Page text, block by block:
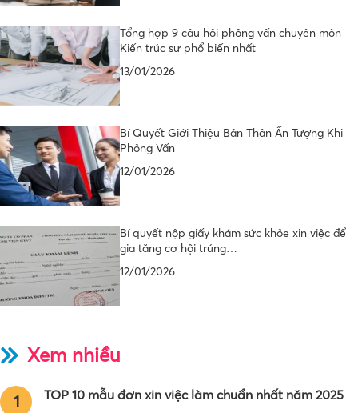
Tổng hợp 9 câu hỏi phỏng vấn chuyên môn
Kiến trúc sư phổ biến nhất
13/01/2026
Bí Quyết Giới Thiệu Bản Thân Ấn Tượng Khi
Phỏng Vấn
12/01/2026
Bí quyết nộp giấy khám sức khỏe xin việc để
gia tăng cơ hội trúng…
12/01/2026
Xem nhiều
1 TOP 10 mẫu đơn xin việc làm chuẩn nhất năm 2025